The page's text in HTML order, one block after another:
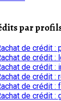
par
de crédit :
de crédit :
de crédit :
de crédit :
de crédit :
de crédit :